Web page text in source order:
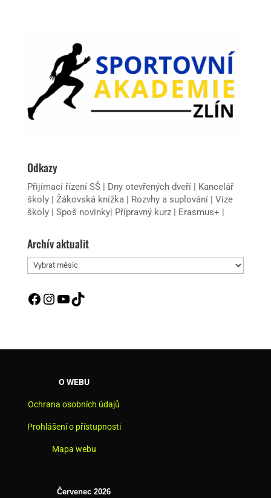
Odkazy
Přijímací řízení SŠ| Dny otevřených dveří| Kancelář
školy| Žákovská knížka | Rozvhy a suplování | Vize
školy | Spoš novinky| Přípravný kurz| Erasmus+ |
Archív aktualit
Archív
aktualit
Facebook
Instagram
YouTube
TikTok
O WEBU
Ochrana osobních údajů
Prohlášení o přístupnosti
Mapa webu
Červenec 2026